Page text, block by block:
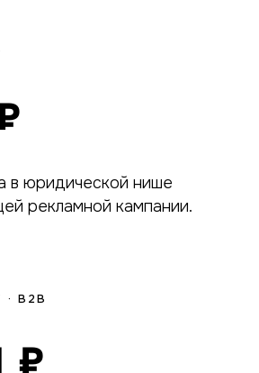
в юридической нише
рекламной кампании.
B2B
₽